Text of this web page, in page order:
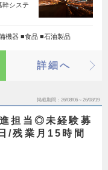
幹システ
機器 ■食品 ■石油製品
詳細へ
掲載期間 26/08/06～26/08/19
担当◎未経験募
/残業月15時間